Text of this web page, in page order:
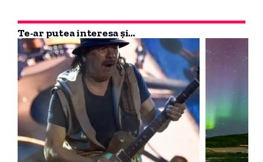
Te-ar putea interesa și...